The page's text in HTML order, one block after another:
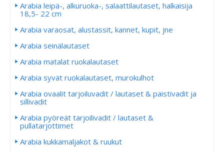
Arabia leipä-, alkuruoka-, salaattilautaset, halkaisija
18,5- 22 cm
Arabia varaosat, alustassit, kannet, kupit, jne
Arabia seinälautaset
Arabia matalat ruokalautaset
Arabia syvät ruokalautaset, murokulhot
Arabia ovaalit tarjoiluvadit / lautaset & paistivadit ja
sillivadit
Arabia pyöreät tarjoilivadit / lautaset &
pullatarjottimet
Arabia kukkamaljakot & ruukut